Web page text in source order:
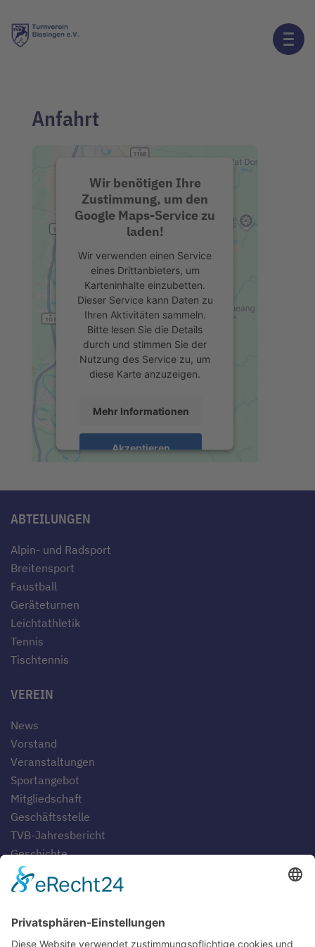
Anfahrt
Wir benötigen Ihre
Zustimmung, um den
Google Maps-Service zu
laden!
Wir verwenden einen Service
eines Drittanbieters, um
Karteninhalte einzubetten.
Dieser Service kann Daten zu
Ihren Aktivitäten sammeln.
Bitte lesen Sie die Details
durch und stimmen Sie der
Nutzung des Service zu, um
diese Karte anzuzeigen.
Mehr Informationen
Akzeptieren
Consent Management Platform
ABTEILUNGEN
Alpin- und Radsport
Breitensport
Faustball
Geräteturnen
Leichtathletik
Tennis
Tischtennis
VEREIN
News
Vorstand
Veranstaltungen
Sportangebot
Mitgliedschaft
Geschäftsstelle
TVB-Jahresbericht
Geschichte
Gaststätten
Blog